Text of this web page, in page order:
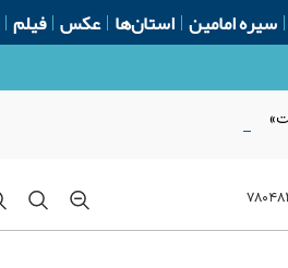
سیره امامین استان‌ها عکس فیلم